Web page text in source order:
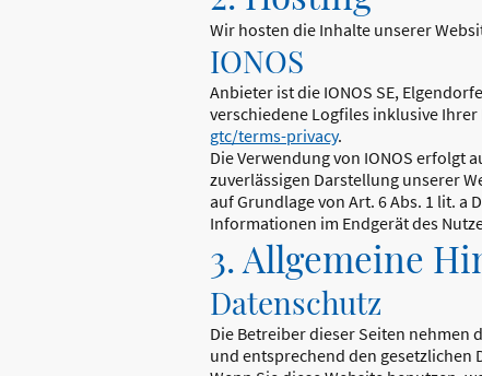
Wir hosten die Inhalte unserer
IONOS
Anbieter ist die IONOS SE,
verschiedene Logfiles inklusive
gtc/terms-privacy.
Die Verwendung von IONOS erfolgt
zuverlässigen Darstellung unserer
auf Grundlage von Art. 6 Abs. 1 lit. a
Informationen im Endgerät des
3. Allgemeine
Datenschutz
Die Betreiber dieser Seiten nehmen
und entsprechend den